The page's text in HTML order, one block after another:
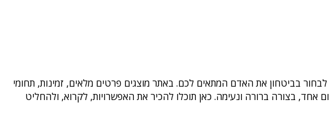
בביטחון את האדם המתאים לכם. באתר מוצגים פרטים מלאים, זמינות, תחומי
בצורה ברורה ונעימה. כאן תוכלו להכיר את האפשרויות, לקרוא, ולהחליט